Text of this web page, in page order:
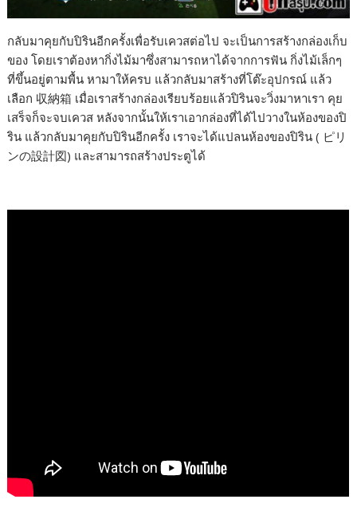
กลับมาคุยกับปิรินอีกครั้งเพื่อรับเควสต่อไป จะเป็นการสร้างกล่องเก็บ
ของ โดยเราต้องหากิ่งไม้มาซึ่งสามารถหาได้จากการฟัน กิ่งไม้เล็กๆ
ที่ขึ้นอยู่ตามพื้น หามาให้ครบ แล้วกลับมาสร้างที่โต๊ะอุปกรณ์ แล้ว
เลือก 収納箱 เมื่อเราสร้างกล่องเรียบร้อยแล้วปิรินจะวิ่งมาหาเรา คุย
เสร็จก็จะจบเควส หลังจากนั้นให้เราเอากล่องที่ได้ไปวางในห้องของปิ
ริน แล้วกลับมาคุยกับปิรินอีกครั้ง เราจะได้แปลนห้องของปิริน ( ピリ
ンの設計図) และสามารถสร้างประตูได้